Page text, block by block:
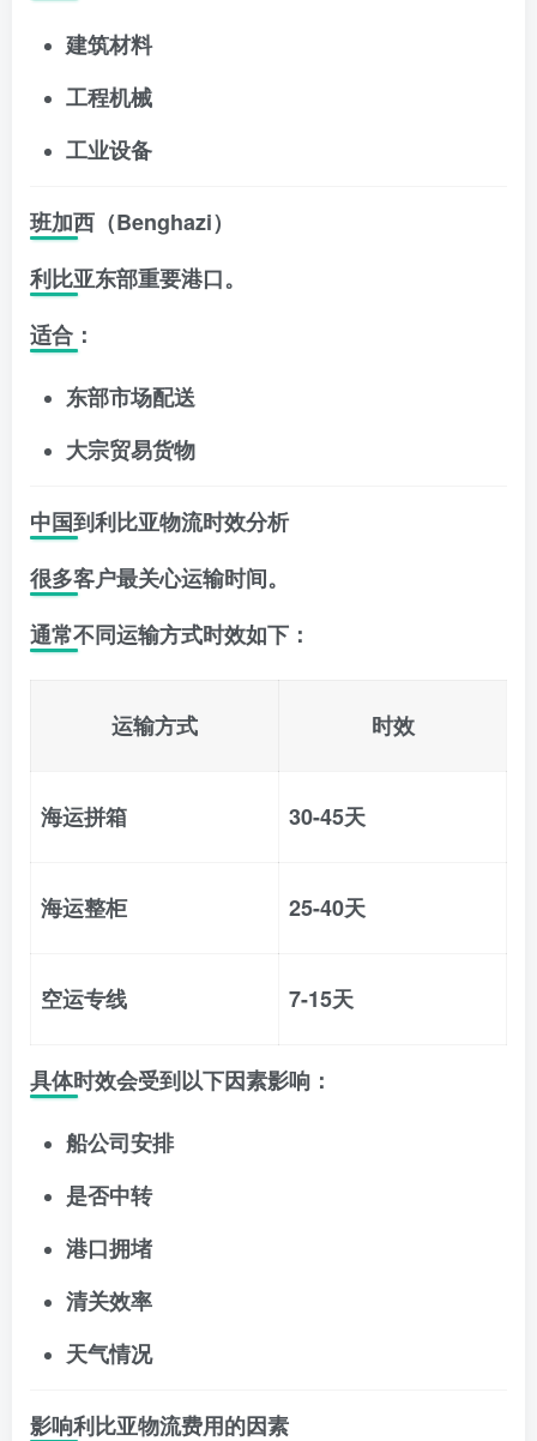
建筑材料
工程机械
工业设备
班加西（Benghazi）
利比亚东部重要港口。
适合：
东部市场配送
大宗贸易货物
中国到利比亚物流时效分析
很多客户最关心运输时间。
通常不同运输方式时效如下：
运输方式 时效
海运拼箱 30-45天
海运整柜 25-40天
空运专线 7-15天
具体时效会受到以下因素影响：
船公司安排
是否中转
港口拥堵
清关效率
天气情况
影响利比亚物流费用的因素